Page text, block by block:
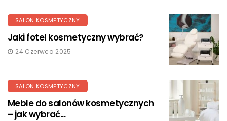
SALON KOSMETYCZNY
Jaki fotel kosmetyczny wybrać?
24 Czerwca 2025
SALON KOSMETYCZNY
Meble do salonów kosmetycznych
– jak wybrać...